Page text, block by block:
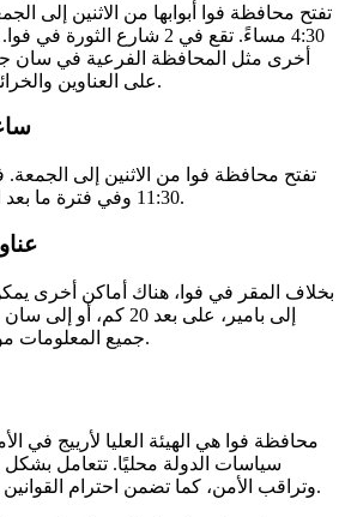
4:30 مساءً. تقع في 2 شارع
أخرى مثل المحافظة الفرعية في سان
على العناوين والخرائط على موقع المحافظة.
11:30 وفي فترة ما بعد الظهر من 1:30 إلى 4:00.
بخلاف المقر في فوا، هناك أماكن أخرى
جميع المعلومات موجودة على موقع الإدارة.
محافظة فوا هي الهيئة العليا لأرييج في
سياسات الدولة محليًا. تتعامل
وتراقب الأمن، كما تضمن احترام القوانين من قبل الهيئات المحلية.